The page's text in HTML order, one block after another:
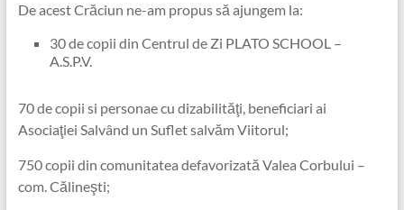
De acest Crăciun ne-am propus să ajungem la:
30 de copii din Centrul de Zi PLATO SCHOOL –
A.S.P.V.
70 de copii si personae cu dizabilităţi, beneficiari ai
Asociaţiei Salvând un Suflet salvăm Viitorul;
750 copii din comunitatea defavorizată Valea Corbului –
com. Călineşti;